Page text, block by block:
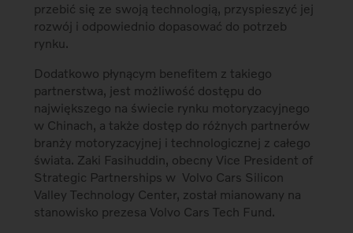
przebić się ze swoją technologią, przyspieszyć jej
rozwój i odpowiednio dopasować do potrzeb
rynku.
Dodatkowo płynącym benefitem z takiego
partnerstwa, jest możliwość dostępu do
największego na świecie rynku motoryzacyjnego
w Chinach, a także dostęp do różnych partnerów
branży motoryzacyjnej i technologicznej z całego
świata. Zaki Fasihuddin, obecny Vice President of
Strategic Partnerships w Volvo Cars Silicon
Valley Technology Center, został mianowany na
stanowisko prezesa Volvo Cars Tech Fund.